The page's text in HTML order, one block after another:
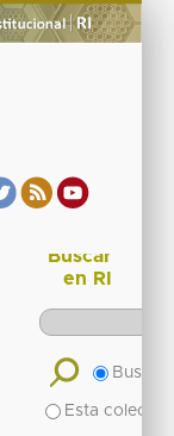
Buscar
en RI
Buscar
Esta